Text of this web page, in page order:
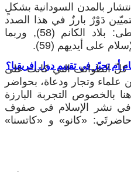
أم تحيّز في تقييم دول إفريقيا؟
بالمدن السودانية بشكلٍ
دَوْرٌ بارزٌ في هذا الصدد
(57), خصوصاً بالأجزاء الوسطى: بلاد الكانم (58), وربما
على أيديهم (59).
كلّ الطوائف التي كانت على
وتجار ودعاة، بحواضر
بالخصوص التجربة البارزة
في نشر الإسلام في صفوف
«كانو» و «كاتسنا»